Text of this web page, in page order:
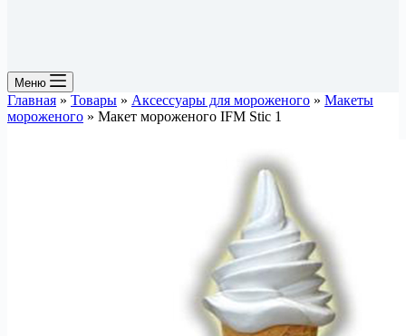
Меню
Главная » Товары » Аксессуары для мороженого » Макеты
мороженого » Макет мороженого IFM Stic 1